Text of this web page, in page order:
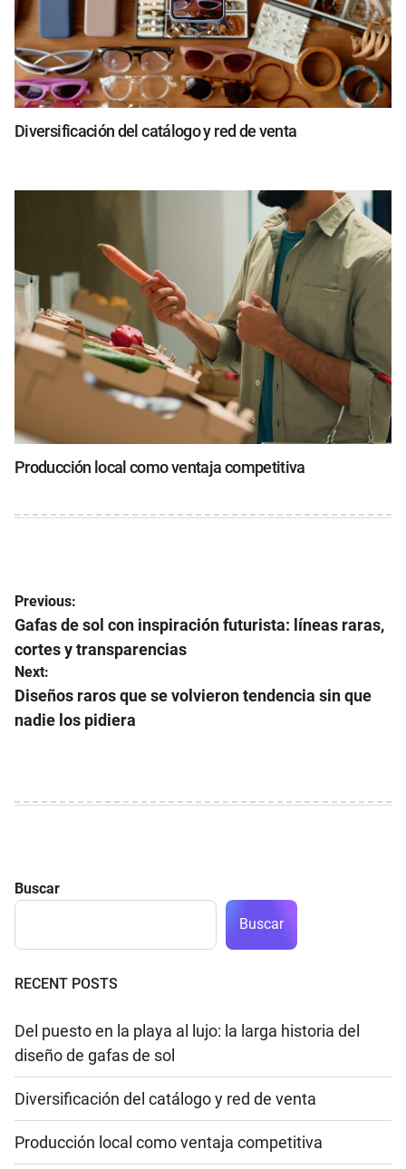
Diversificación del catálogo y red de venta
Producción local como ventaja competitiva
Navegación
de
entradas
Previous:
Gafas de sol con inspiración futurista: líneas raras,
cortes y transparencias
Next:
Diseños raros que se volvieron tendencia sin que
nadie los pidiera
Buscar
Buscar
RECENT POSTS
Del puesto en la playa al lujo: la larga historia del
diseño de gafas de sol
Diversificación del catálogo y red de venta
Producción local como ventaja competitiva